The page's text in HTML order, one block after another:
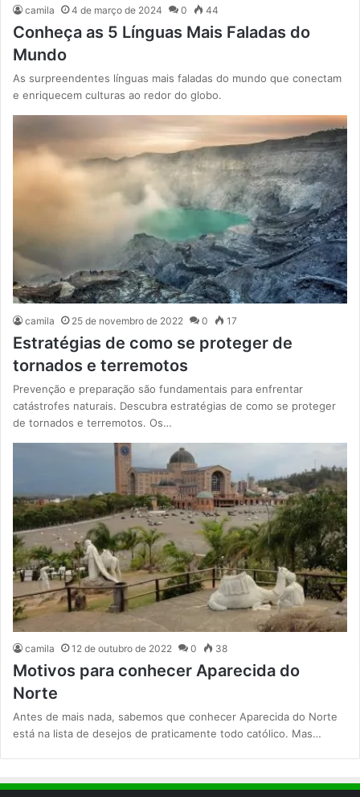
camila 4 de março de 2024 0 44
Conheça as 5 Línguas Mais Faladas do
Mundo
As surpreendentes línguas mais faladas do mundo que conectam
e enriquecem culturas ao redor do globo.
camila 25 de novembro de 2022 0 17
Estratégias de como se proteger de
tornados e terremotos
Prevenção e preparação são fundamentais para enfrentar
catástrofes naturais. Descubra estratégias de como se proteger
de tornados e terremotos. Os…
camila 12 de outubro de 2022 0 38
Motivos para conhecer Aparecida do
Norte
Antes de mais nada, sabemos que conhecer Aparecida do Norte
está na lista de desejos de praticamente todo católico. Mas…